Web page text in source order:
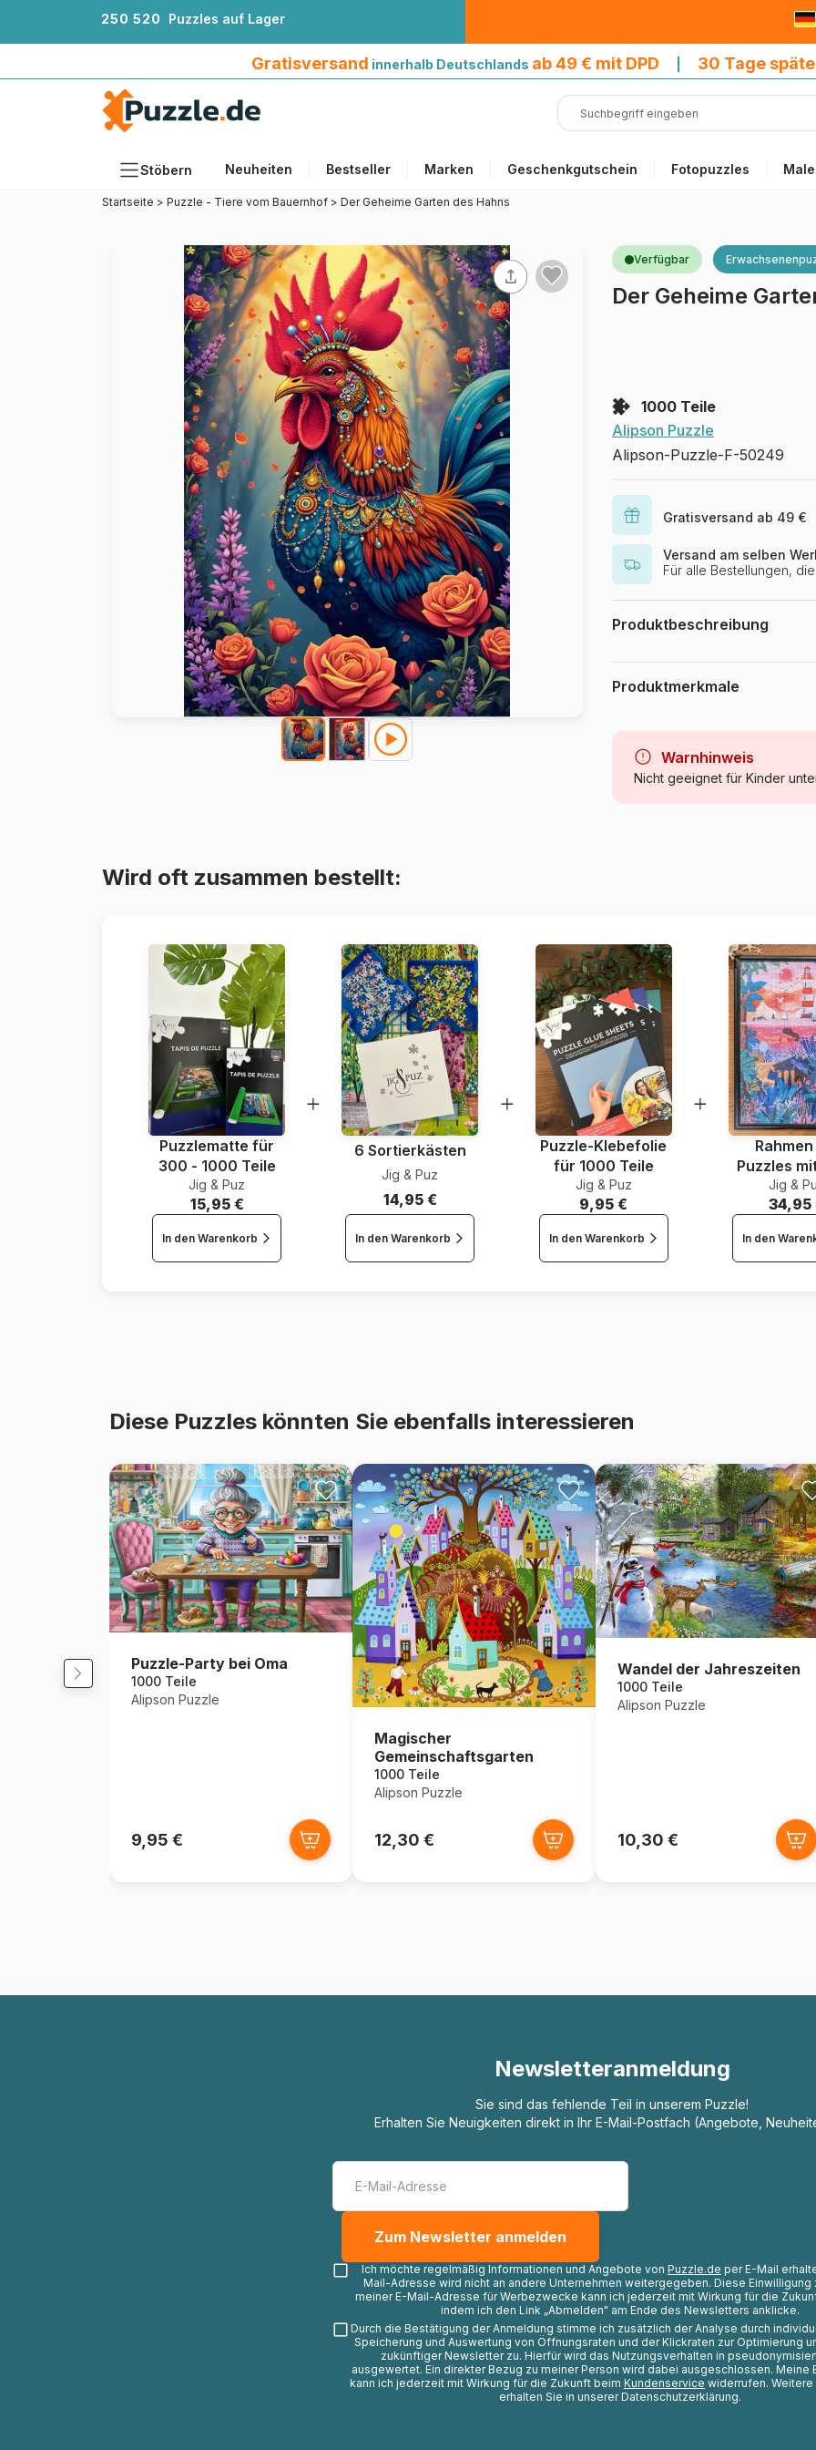
250 520 Puzzles auf Lager
Gratisversand innerhalb Deutschlands ab 49 € mit DPD 30 Tage
Stöbern Neuheiten Bestseller Marken Geschenkgutschein Fotopuzzles
Teileanzahl
Künstlerinnen und Künstler
Holzpuzzles
Malen nach Zahlen
Startseite > Puzzle - Tiere vom Bauernhof > Der Geheime Garten des Hahns
Verfügbar
Der Geheime
1000 Teile
Alipson Puzzle
Alipson-Puzzle-F-50249
Gratisversand ab 49 €
Versand am selben
Für alle Bestellungen,
Produktbeschreibung
123RF
Produktmerkmale
Kategorie
Alter
Maße
Material
Verpackung
Warnhinweis
Nicht geeignet für Kinder
Wird oft zusammen bestellt:
Puzzlematte für
300 - 1000 Teile
Jig & Puz
15,95 €
In den Warenkorb
6 Sortierkästen
Jig & Puz
14,95 €
In den Warenkorb
Puzzle-Klebefolie
für 1000 Teile
Jig & Puz
9,95 €
In den Warenkorb
Puzzles
Jig &
34,95
In den
Diese Puzzles könnten Sie ebenfalls interessieren
Puzzle-Party bei Oma
1000 Teile
Alipson Puzzle
9,95 €
Magischer
Gemeinschaftsgarten
1000 Teile
Alipson Puzzle
12,30 €
Wandel der Jahreszeiten
1000 Teile
Alipson Puzzle
10,30 €
Newsletteranmeldung
Sie sind das fehlende Teil in unserem Puzzle!
Erhalten Sie Neuigkeiten direkt in Ihr E-Mail-Postfach (Angebote,
Ich möchte regelmäßig Informationen und Angebote von Puzzle.de per E-Mail
Mail-Adresse wird nicht an andere Unternehmen weitergegeben. Diese Einwilligung
meiner E-Mail-Adresse für Werbezwecke kann ich jederzeit mit Wirkung für die
indem ich den Link „Abmelden" am Ende des Newsletters anklicke.
Durch die Bestätigung der Anmeldung stimme ich zusätzlich der Analyse durch
Speicherung und Auswertung von Öffnungsraten und der Klickraten zur Optimierung
zukünftiger Newsletter zu. Hierfür wird das Nutzungsverhalten in
ausgewertet. Ein direkter Bezug zu meiner Person wird dabei ausgeschlossen. Meine
kann ich jederzeit mit Wirkung für die Zukunft beim Kundenservice widerrufen.
erhalten Sie in unserer Datenschutzerklärung.